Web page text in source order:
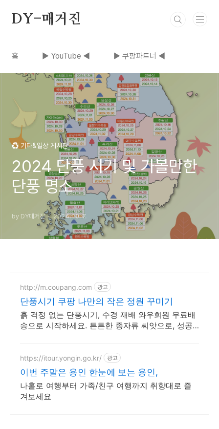
DY-매거진
홈 ▶ YouTube ◀ ▶ 쿠팡파트너 ◀
♻️ 기타&일상 게시판
2024 단풍 시기 및 가볼만한
단풍 명소
by DY매거진 2024. 10. 7.
http://m.coupang.com 광고
단풍시기 쿠팡 나만의 작은 정원 꾸미기
흙 걱정 없는 단풍시기, 수경 재배 와우회원 무료배
송으로 시작하세요. 튼튼한 종자류 씨앗으로, 성공
https://itour.yongin.go.kr/ 광고
이번 주말은 용인 한눈에 보는 용인,
나홀로 여행부터 가족/친구 여행까지 취향대로 즐
겨보세요